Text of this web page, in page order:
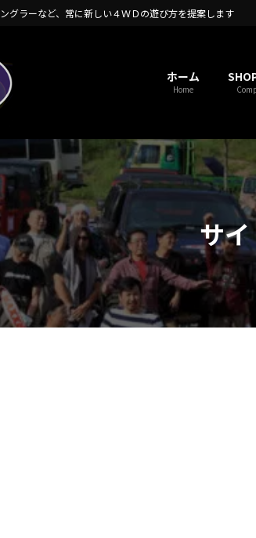
グラーなど、常に新しい４ＷＤの遊び方を提案します
ホーム
Home
サ